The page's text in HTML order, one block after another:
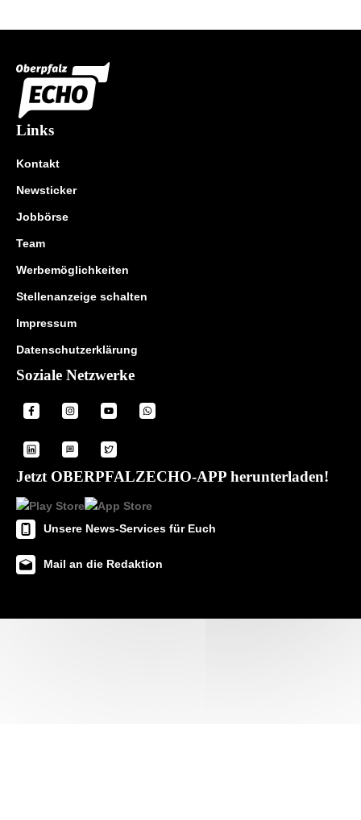
Links
Kontakt
Newsticker
Jobbörse
Team
Werbemöglichkeiten
Stellenanzeige schalten
Impressum
Datenschutzerklärung
Soziale Netzwerke
Jetzt OBERPFALZECHO-APP herunterladen!
Unsere News-Services für Euch
Mail an die Redaktion